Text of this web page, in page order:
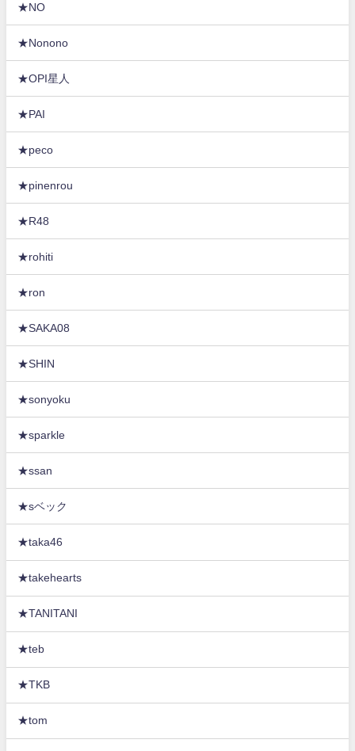
★NO
★Nonono
★OPI星人
★PAI
★peco
★pinenrou
★R48
★rohiti
★ron
★SAKA08
★SHIN
★sonyoku
★sparkle
★ssan
★sベック
★taka46
★takehearts
★TANITANI
★teb
★TKB
★tom